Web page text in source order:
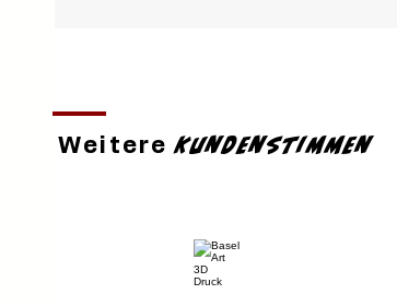
WeitereKundenstimmen